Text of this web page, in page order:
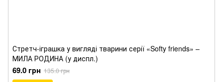
Стретч-іграшка у вигляді тварини серії «Softy friends» –
МИЛА РОДИНА (у диспл.)
69.0 грн 135.0 грн